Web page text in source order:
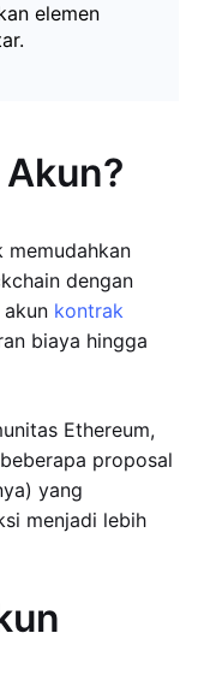
elemen
memudahkan
dengan
kontrak
biaya hingga
Ethereum,
proposal
yang
menjadi lebih